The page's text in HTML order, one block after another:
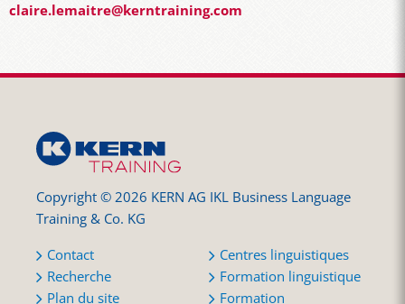
claire.lemaitre@kerntraining.com
Copyright © 2026 KERN AG IKL Business Language
Training & Co. KG
Contact
Recherche
Plan du site
Centres linguistiques
Formation linguistique
Formation